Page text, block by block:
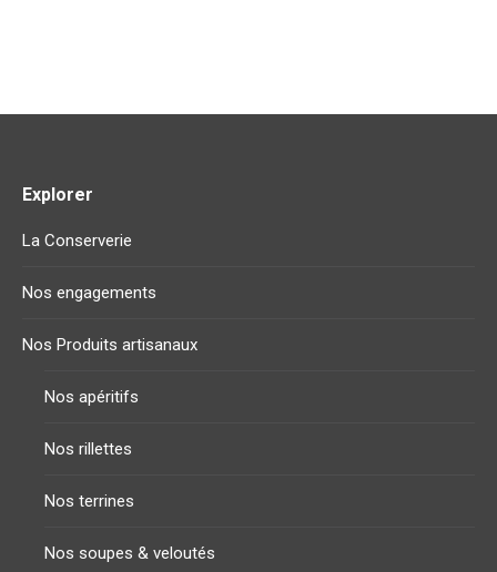
Explorer
La Conserverie
Nos engagements
Nos Produits artisanaux
Nos apéritifs
Nos rillettes
Nos terrines
Nos soupes & veloutés